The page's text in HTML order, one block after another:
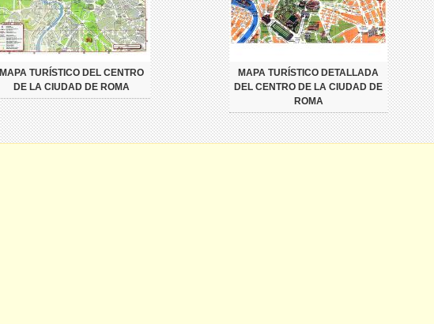
MAPA TURÍSTICO DEL CENTRO
DE LA CIUDAD DE ROMA
MAPA TURÍSTICO DETALLADA
DEL CENTRO DE LA CIUDAD DE
ROMA